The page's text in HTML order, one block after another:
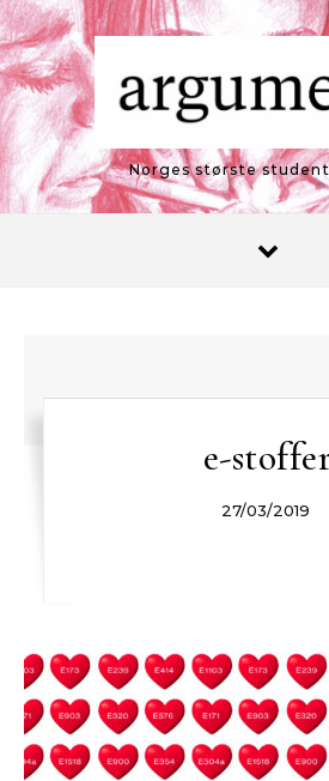
Skip to content
Norges største
e-
27/03/2019